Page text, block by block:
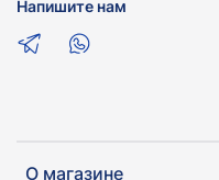
О магазине
Напишите нам